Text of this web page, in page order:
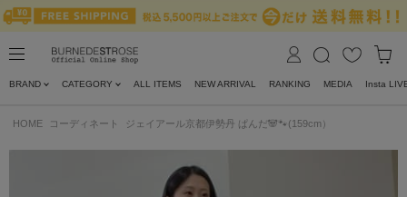
BRAND CATEGORY ALL ITEMS NEW ARRIVAL RANKING MEDIA Insta
HOME コーディネート ジェイアール京都伊勢丹 ぱんだ🐼🐾(159cm）